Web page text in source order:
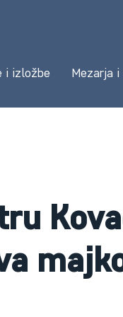
i izložbe Mezarja